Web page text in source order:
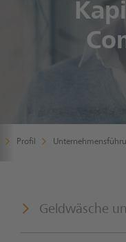
Profil
Geldwäsche